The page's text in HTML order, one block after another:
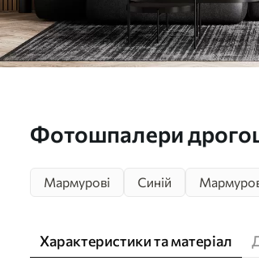
Фотошпалери
Мармурові Синій
Характеристики та матеріал